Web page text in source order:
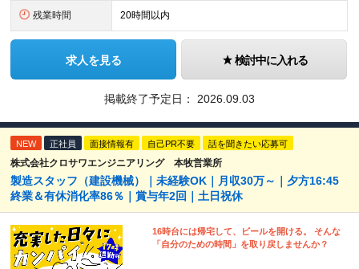
残業時間 20時間以内
求人を見る 検討中に入れる
掲載終了予定日： 2026.09.03
NEW 正社員 面接情報有 自己PR不要 話を聞きたい応募可
株式会社クロサワエンジニアリング 本牧営業所
製造スタッフ（建設機械）｜未経験OK｜月収30万～｜夕方16:45
終業＆有休消化率86％｜賞与年2回｜土日祝休
16時台には帰宅して、ビールを開ける。 そんな
「自分のための時間」を取り戻しませんか？